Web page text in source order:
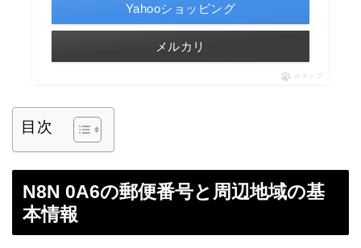
Yahooショッピング
メルカリ
ポチップ
目次
N8N 0A6の郵便番号と周辺地域の基
本情報